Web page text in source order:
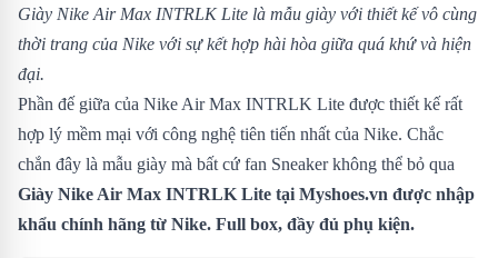
Giày Nike Air Max INTRLK Lite là mẫu giày với thiết kế vô cùng
thời trang của Nike với sự kết hợp hài hòa giữa quá khứ và hiện
đại.
Phần đế giữa của Nike Air Max INTRLK Lite được thiết kế rất
hợp lý mềm mại với công nghệ tiên tiến nhất của Nike. Chắc
chắn đây là mẫu giày mà bất cứ fan Sneaker không thể bỏ qua
Giày Nike Air Max INTRLK Lite tại Myshoes.vn được nhập
khẩu chính hãng từ Nike. Full box, đầy đủ phụ kiện.